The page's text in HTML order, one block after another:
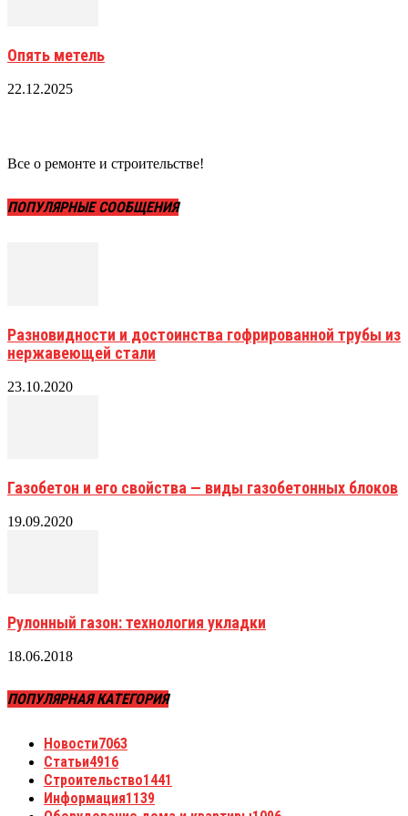
Опять метель
22.12.2025
Все о ремонте и строительстве!
ПОПУЛЯРНЫЕ СООБЩЕНИЯ
Разновидности и достоинства гофрированной трубы из
нержавеющей стали
23.10.2020
Газобетон и его свойства — виды газобетонных блоков
19.09.2020
Рулонный газон: технология укладки
18.06.2018
ПОПУЛЯРНАЯ КАТЕГОРИЯ
Новости7063
Статьи4916
Строительство1441
Информация1139